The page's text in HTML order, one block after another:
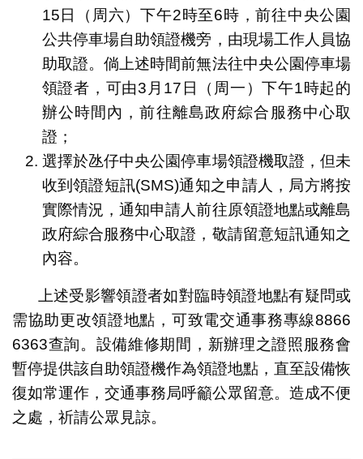
15日（周六）下午2時至6時，前往中央公園
公共停車場自助領證機旁，由現場工作人員協
助取證。倘上述時間前無法往中央公園停車場
領證者，可由3月17日（周一）下午1時起的
辦公時間內，前往離島政府綜合服務中心取
證；
選擇於氹仔中央公園停車場領證機取證，但未
收到領證短訊(SMS)通知之申請人，局方將按
實際情況，通知申請人前往原領證地點或離島
政府綜合服務中心取證，敬請留意短訊通知之
內容。
上述受影響領證者如對臨時領證地點有疑問或
需協助更改領證地點，可致電交通事務專線8866
6363查詢。設備維修期間，新辦理之證照服務會
暫停提供該自助領證機作為領證地點，直至設備恢
復如常運作，交通事務局呼籲公眾留意。造成不便
之處，祈請公眾見諒。